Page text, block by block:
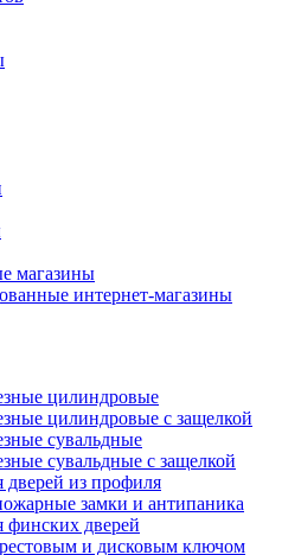
магазины
интернет-магазины
цилиндровые
цилиндровые с защелкой
сувальдные
сувальдные с защелкой
дверей из профиля
замки и антипаника
финских дверей
и дисковым ключом